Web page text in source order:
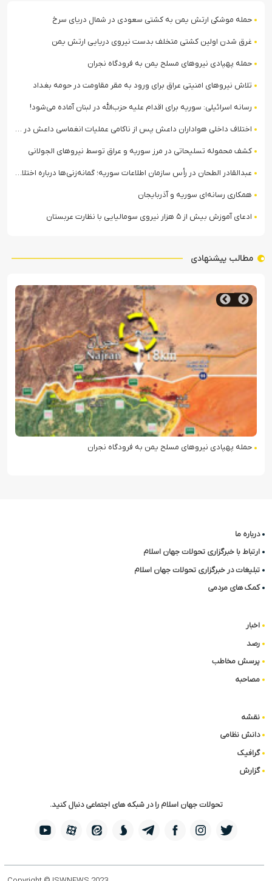
حمله موشکی ارتش یمن به کشتی سعودی در شمال دریای سرخ
غرق شدن اولین کشتی متخلف بدست نیروی دریایی ارتش یمن
حمله پهپادی نیروهای مسلح یمن به فرودگاه نجران
تلاش نیروهای امنیتی عراق برای ورود به مقر مقاومت در حومه بغداد
رسانه اسرائیلی: سوریه برای اقدام علیه حزب‌الله در لبنان آماده می‌شود!
اختلاف داخلی هواداران داعش پس از ناکامی عملیات انغماسی داعش در رقه
کشف محموله تسلیحاتی در مرز سوریه و عراق توسط نیروهای الجولانی
عبدالقادر الطحان در رأس سازمان اطلاعات سوریه؛ گمانه‌زنی‌ها درباره اختلافات در ساختار امنیتی
همکاری رسانه‌ای سوریه و آذربایجان
ادعای آموزش بیش از ۵ هزار نیروی سومالیایی با نظارت عربستان
مطالب پیشنهادی
حمله پهپادی نیروهای مسلح یمن به فرودگاه نجران
درباره ما
ارتباط با خبرگزاری تحولات جهان اسلام
تبلیغات در خبرگزاری تحولات جهان اسلام
کمک های مردمی
اخبار
رصد
پرسش مخاطب
مصاحبه
نقشه
دانش نظامی
گرافیک
گزارش
تحولات جهان اسلام را در شبکه های اجتماعی دنبال کنید.